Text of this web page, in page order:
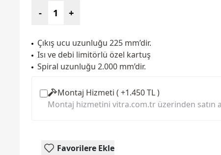
- +
Çıkış ucu uzunluğu 225 mm’dir.
Isı ve debi limitörlü özel kartuş
Spiral uzunluğu 2.000 mm’dir.
Montaj Hizmeti ( +1.450 TL )
Montaj hizmetini vitra.com.tr üzerinden satın
Favorilere Ekle